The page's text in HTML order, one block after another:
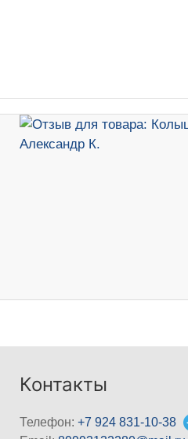
Контакты
Телефон:+7 924 831-10-38